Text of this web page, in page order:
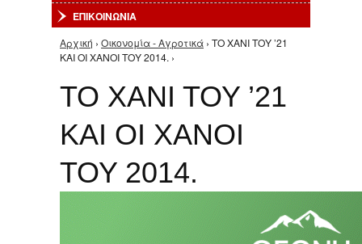
ΕΠΙΚΟΙΝΩΝΙΑ
Είστε εδώ
Αρχική › Οικονομία - Αγροτικά › ΤΟ ΧΑΝΙ ΤΟΥ ’21
ΚΑΙ ΟΙ ΧΑΝΟΙ ΤΟΥ 2014. ›
ΤΟ ΧΑΝΙ ΤΟΥ ’21
ΚΑΙ ΟΙ ΧΑΝΟΙ
ΤΟΥ 2014.